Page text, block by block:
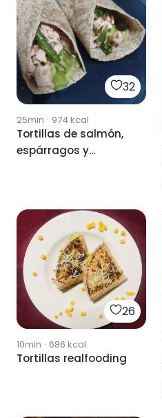
32
25min · 974 kcal
Tortillas de salmón,
espárragos y
26
10min · 686 kcal
Tortillas realfooding